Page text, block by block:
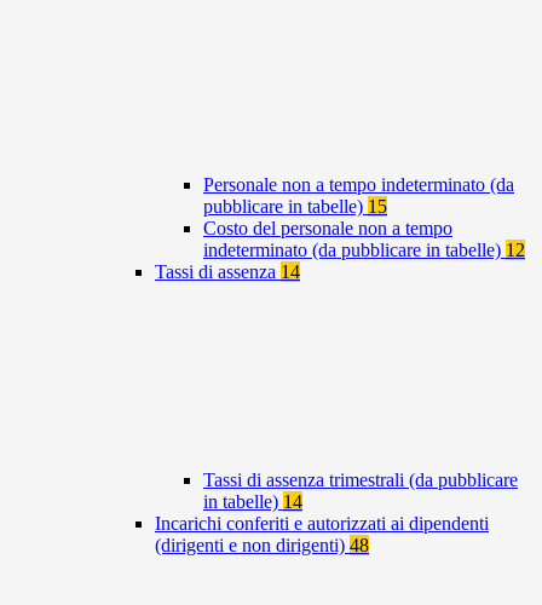
Personale non a tempo indeterminato (da
pubblicare in tabelle) 15
Costo del personale non a tempo
indeterminato (da pubblicare in tabelle) 12
Tassi di assenza 14
Tassi di assenza trimestrali (da pubblicare
in tabelle) 14
Incarichi conferiti e autorizzati ai dipendenti
(dirigenti e non dirigenti) 48